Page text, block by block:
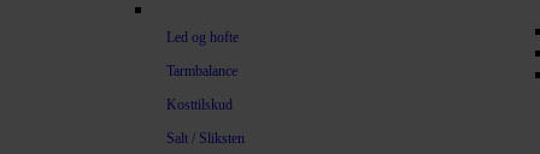
Led og hofte
Tarmbalance
Kosttilskud
Salt / Sliksten